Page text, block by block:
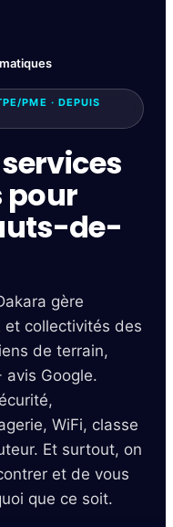
PME · DEPUIS
pour
de-
gère
et collectivités des
de terrain,
Google.
WiFi, classe
Et surtout, on
et de vous
que ce soit.